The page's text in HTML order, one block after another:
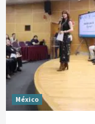
México